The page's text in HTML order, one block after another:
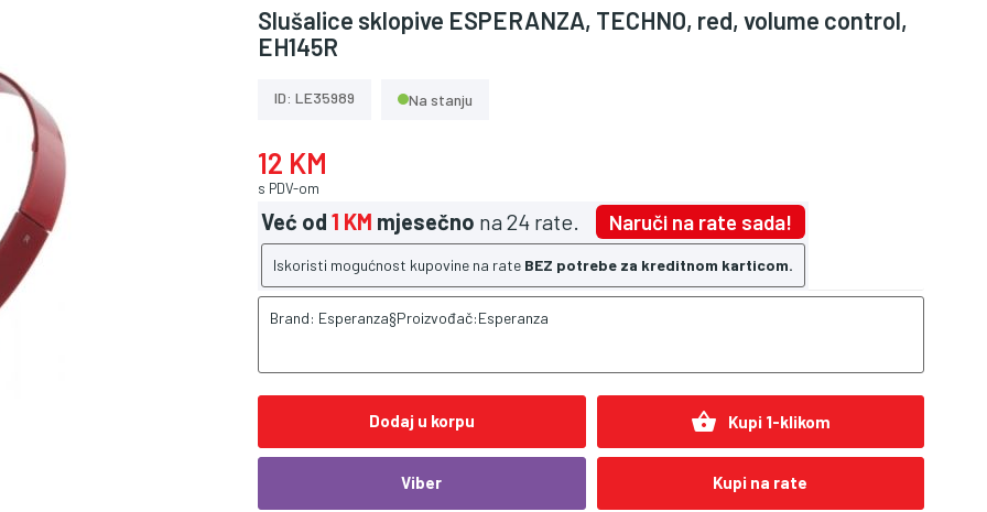
Slušalice sklopive ESPERANZA, TECHNO, red, volume control,
EH145R
ID: LE35989 Na stanju
12 KM
s PDV-om
Već od 1 KM mjesečno na 24 rate. Naruči na rate sada!
Iskoristi mogućnost kupovine na rate BEZ potrebe za kreditnom karticom.
Brand: Esperanza§Proizvođač:Esperanza
Dodaj u korpu shopping_basket Kupi 1-klikom
Viber Kupi na rate